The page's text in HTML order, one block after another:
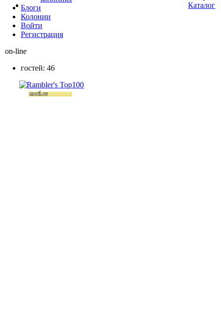
Блоги
Колонии
Войти
Peгиcтpaция
on-line
гостей: 46
Каталог